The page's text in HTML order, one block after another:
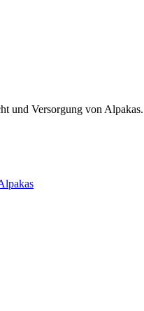
und Versorgung von Alpakas.